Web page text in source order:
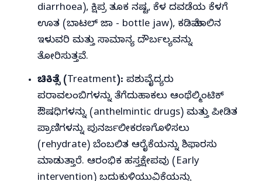
diarrhoea), ಕ್ಷಿಪ್ರ ತೂಕ ನಷ್ಟ, ಕೆಳ ದವಡೆಯ ಕೆಳಗೆ
ಊತ (ಬಾಟಲ್ ಜಾ - bottle jaw), ಕಡಿಮೆ ಹಾಲಿನ
ಇಳುವರಿ ಮತ್ತು ಸಾಮಾನ್ಯ ದೌರ್ಬಲ್ಯವನ್ನು
ತೋರಿಸುತ್ತವೆ.
ಚಿಕಿತ್ಸೆ (Treatment): ಪಶುವೈದ್ಯರು
ಪರಾವಲಂಬಿಗಳನ್ನು ತೆಗೆದುಹಾಕಲು ಆಂಥೆಲ್ಮಿಂಟಿಕ್
ಔಷಧಿಗಳನ್ನು (anthelmintic drugs) ಮತ್ತು ಪೀಡಿತ
ಪ್ರಾಣಿಗಳನ್ನು ಪುನರ್ಜಲೀಕರಣಗೊಳಿಸಲು
(rehydrate) ಬೆಂಬಲಿತ ಆರೈಕೆಯನ್ನು ಶಿಫಾರಸು
ಮಾಡುತ್ತಾರೆ. ಆರಂಭಿಕ ಹಸ್ತಕ್ಷೇಪವು (Early